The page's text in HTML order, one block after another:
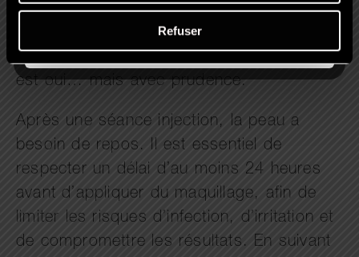
Refuser
Alors, peut-on se maquiller après une
est oui… mais avec prudence.
Après une séance injection, la peau a
besoin de repos. Il est essentiel de
respecter un délai d’au moins 24 heures
avant d’appliquer du maquillage, afin de
limiter les risques d’infection, d’irritation et
de compromettre les résultats. En suivant